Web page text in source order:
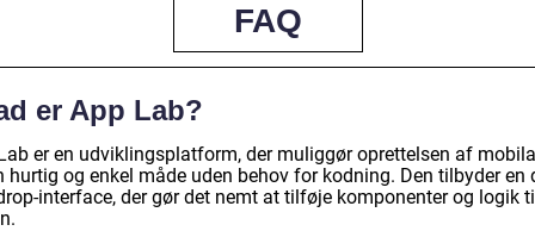
FAQ
er App Lab?
er en udviklingsplatform, der muliggør oprettelsen af
hurtig og enkel måde uden behov for kodning. Den tilbyder en
interface, der gør det nemt at tilføje komponenter og logik